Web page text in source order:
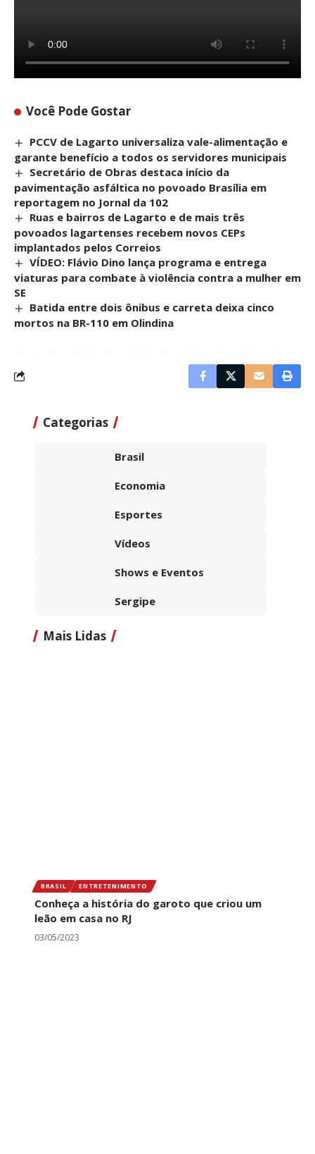
Você Pode Gostar
PCCV de Lagarto universaliza vale-alimentação e
garante benefício a todos os servidores municipais
Secretário de Obras destaca início da
pavimentação asfáltica no povoado Brasília em
reportagem no Jornal da 102
Ruas e bairros de Lagarto e de mais três
povoados lagartenses recebem novos CEPs
implantados pelos Correios
VÍDEO: Flávio Dino lança programa e entrega
viaturas para combate à violência contra a mulher em
SE
Batida entre dois ônibus e carreta deixa cinco
mortos na BR-110 em Olindina
Categorias
Brasil
Economia
Esportes
Vídeos
Shows e Eventos
Sergipe
Mais Lidas
BRASIL ENTRETENIMENTO
Conheça a história do garoto que criou um
leão em casa no RJ
03/05/2023